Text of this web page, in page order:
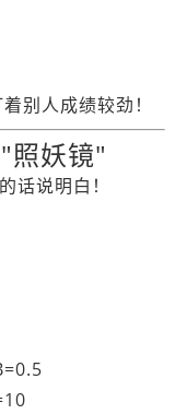
别人成绩较劲！
照妖镜"
话说明白！